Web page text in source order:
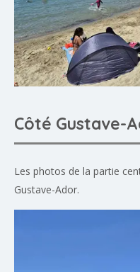
Côté Gustave-
Les photos de la partie
Gustave-Ador.